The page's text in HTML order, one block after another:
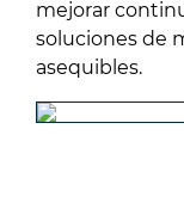
mejorar
soluciones de
asequibles.